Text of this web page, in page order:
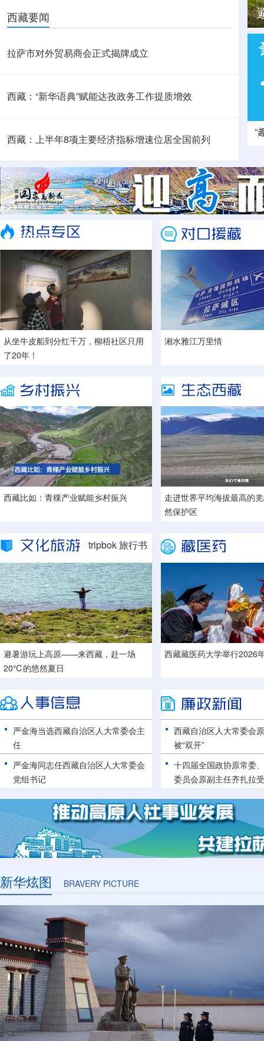
西藏要闻
拉萨市对外贸易商会正式揭牌成立
西藏：“新华语典”赋能达孜政务工作提质增效
西藏：上半年8项主要经济指标增速位居全国前列
“
从坐牛皮船到分红千万，柳梧社区只用
了20年！
西藏比如：青稞产业赋能乡村振兴
tripbok 旅行书
避暑游玩上高原——来西藏，赴一场
20℃的悠然夏日
严金海当选西藏自治区人大常委会主
任
严金海同志任西藏自治区人大常委会
党组书记
湘水雅江万里情
走进世界平均海拔最高的
然保护区
西藏藏医药大学举行2026
西藏自治区人大常委会
被“双开”
十四届全国政协原常委
委员会原副主任齐扎拉
新华炫图 BRAVERY PICTURE